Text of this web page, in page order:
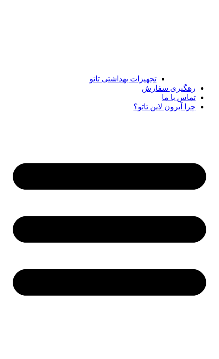
تجهیزات بهداشتی تاتو
رهگیری سفارش
تماس با ما
چرا آیرون لاین تاتو؟